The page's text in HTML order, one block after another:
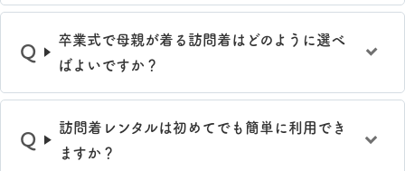
卒業式で母親が着る訪問着はどのように選べ
ばよいですか？
訪問着レンタルは初めてでも簡単に利用でき
ますか？